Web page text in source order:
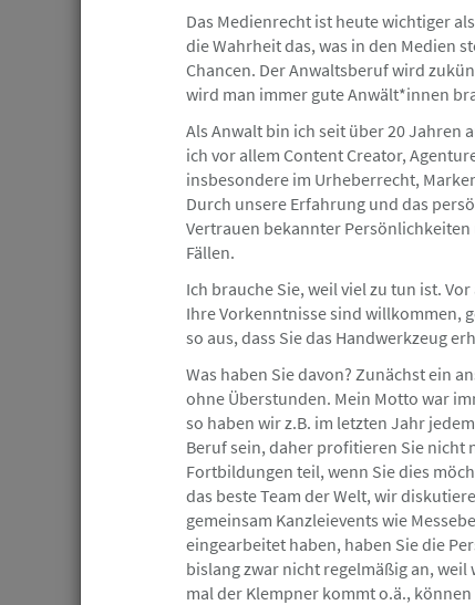
Angebot
23.07.2026
Arbeitsrecht Rechtsanwälte w/m/
Berufserfahrung oder
HEUKING
Angebot
Jurist (m/w/d) mit Schwerpunkt
Anwaltskanzlei Tawakuli
Hemmingstedt Angebot
Das Medienrecht ist heute wichtiger
die Wahrheit das, was in den Medien
Chancen. Der Anwaltsberuf wird
wird man immer gute Anwält*innen
Als Anwalt bin ich seit über 20 Jahren
ich vor allem Content Creator,
insbesondere im Urheberrecht,
Durch unsere Erfahrung und das
Vertrauen bekannter
Fällen.
Ich brauche Sie, weil viel zu tun ist.
Ihre Vorkenntnisse sind willkommen,
so aus, dass Sie das Handwerkzeug
Was haben Sie davon? Zunächst ein
ohne Überstunden. Mein Motto war
so haben wir z.B. im letzten Jahr
Beruf sein, daher profitieren Sie nicht
Fortbildungen teil, wenn Sie dies
das beste Team der Welt, wir
gemeinsam Kanzleievents wie
eingearbeitet haben, haben Sie die
bislang zwar nicht regelmäßig an,
mal der Klempner kommt o.ä.,